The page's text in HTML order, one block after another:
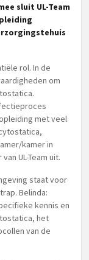
sluit UL-Team
rol. In de
om
met veel
kamer in
UL-Team uit.
staat voor
Belinda:
kennis en
het
van de